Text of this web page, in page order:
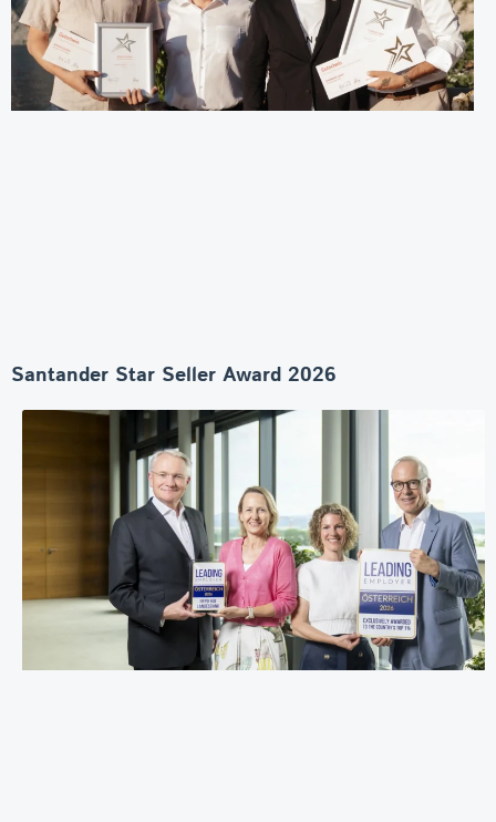
Santander Star Seller Award 2026